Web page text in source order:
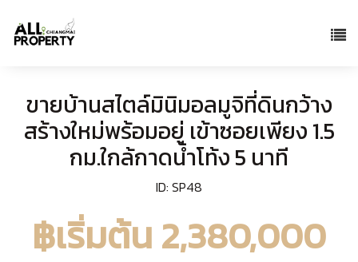
ขายบ้านสไตล์มินิมอลมูจิที่ดินกว้าง
สร้างใหม่พร้อมอยู่ เข้าซอยเพียง 1.5
กม.ใกล้กาดน้ำโท้ง 5 นาที
ID: SP48
฿เริ่มต้น 2,380,000